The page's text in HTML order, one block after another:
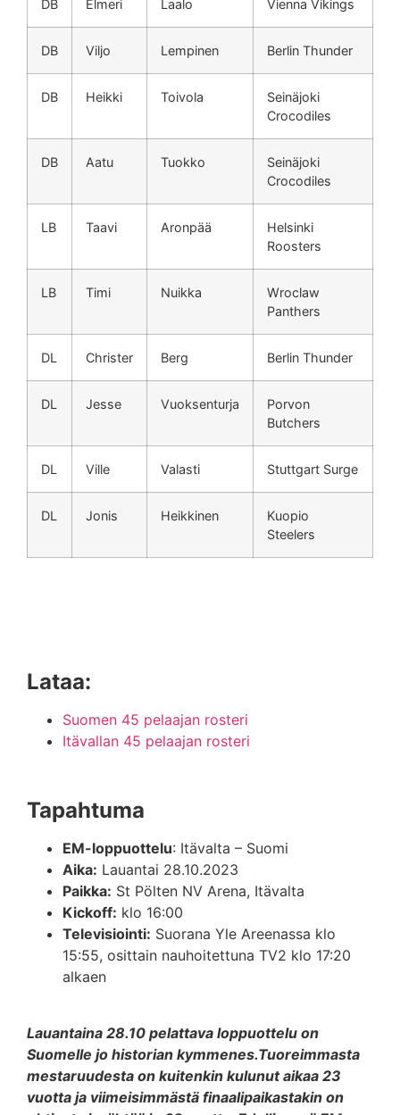
DB Elmeri Laalo Vienna Vikings
DB Viljo Lempinen Berlin Thunder
DB Heikki Toivola
Seinäjoki
Crocodiles
DB Aatu Tuokko
Seinäjoki
Crocodiles
LB Taavi Aronpää
Helsinki
Roosters
LB Timi Nuikka
Wroclaw
Panthers
DL Christer Berg Berlin Thunder
DL Jesse Vuoksenturja
Porvon
Butchers
DL Ville Valasti Stuttgart Surge
DL Jonis Heikkinen
Kuopio
Steelers
Lataa:
Suomen 45 pelaajan rosteri
Itävallan 45 pelaajan rosteri
Tapahtuma
EM-loppuottelu: Itävalta – Suomi
Aika: Lauantai 28.10.2023
Paikka: St Pölten NV Arena, Itävalta
Kickoff: klo 16:00
Televisiointi: Suorana Yle Areenassa klo
15:55, osittain nauhoitettuna TV2 klo 17:20
alkaen
Lauantaina 28.10 pelattava loppuottelu on
Suomelle jo historian kymmenes.Tuoreimmasta
mestaruudesta on kuitenkin kulunut aikaa 23
vuotta ja viimeisimmästä finaalipaikastakin on